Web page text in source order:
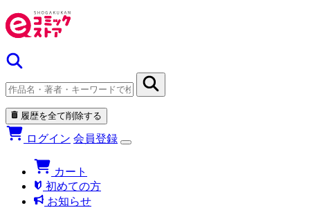
履歴を全て削除する
ログイン 会員登録
カート
初めての方
お知らせ